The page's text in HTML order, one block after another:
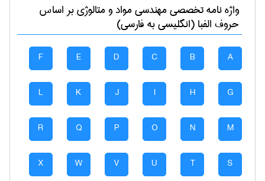
واژه نامه تخصصیمهندسی مواد و متالوژیبر اساس
حروف الفبا (انگلیسی به فارسی)
A
B
C
D
E
F
G
H
I
J
K
L
M
N
O
P
Q
R
S
T
U
V
W
X